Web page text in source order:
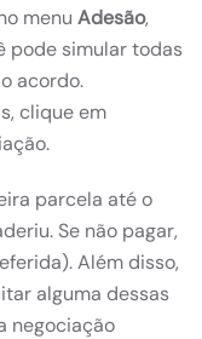
menu Adesão,
pode simular todas
acordo.
clique em
parcela até o
Se não pagar,
Além disso,
alguma dessas
negociação